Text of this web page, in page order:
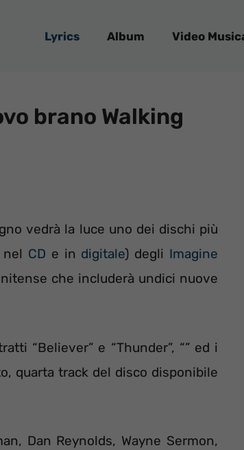
Lyrics Album Video
brano Walking
vedrà la luce uno dei dischi più
CD e in digitale) degli Imagine
che includerà undici nuove
“Believer” e “Thunder”, “” ed i
quarta track del disco disponibile
Dan Reynolds, Wayne Sermon,